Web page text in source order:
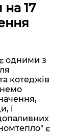
17
одними з
котеджів
і
є